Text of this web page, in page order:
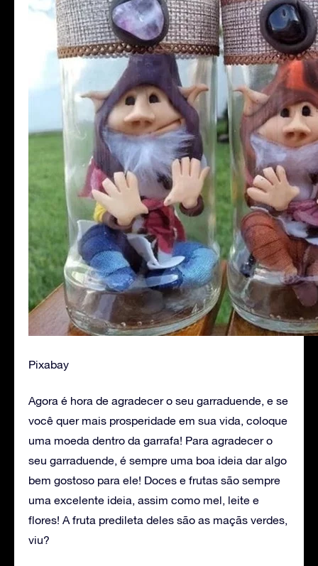
Pixabay
Agora é hora de agradecer o seu garraduende, e se
você quer mais prosperidade em sua vida, coloque
uma moeda dentro da garrafa! Para agradecer o
seu garraduende, é sempre uma boa ideia dar algo
bem gostoso para ele! Doces e frutas são sempre
uma excelente ideia, assim como mel, leite e
flores! A fruta predileta deles são as maçãs verdes,
viu?